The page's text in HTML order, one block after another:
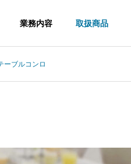
業務内容 取扱商品
ーブルコンロ